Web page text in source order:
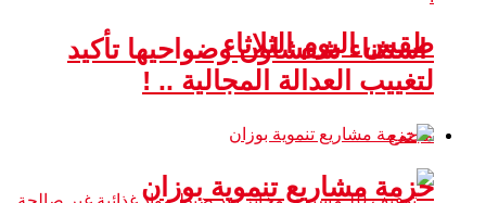
طقس اليوم الثلاثاء
مجتمع
استثناء شفشاون وضواحيها تأكيد
لتغييب العدالة المجالية .. !
حزمة مشاريع تنموية بوزان